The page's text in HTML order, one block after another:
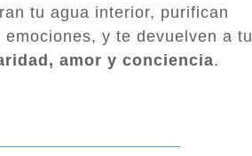
tu agua interior, purifican
y te devuelven a tu
amor y conciencia.